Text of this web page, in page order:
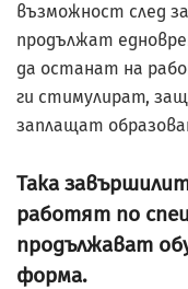
възможност след
продължат
да останат на
ги стимулират,
зап­лащат
Така
работят по
продължават
форма.